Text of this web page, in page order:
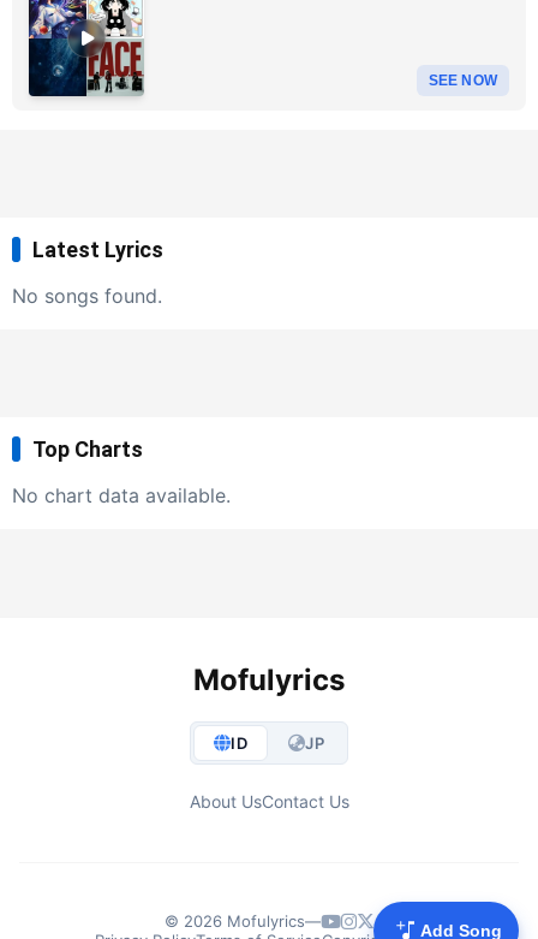
Add Song
SEE NOW
Latest Lyrics
No songs found.
Top Charts
No chart data available.
Mofulyrics
ID JP
About UsContact Us
© 2026 Mofulyrics—